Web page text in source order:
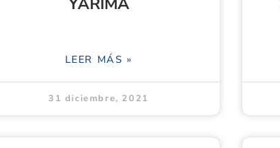
LEER MÁS »
31 diciembre, 2021